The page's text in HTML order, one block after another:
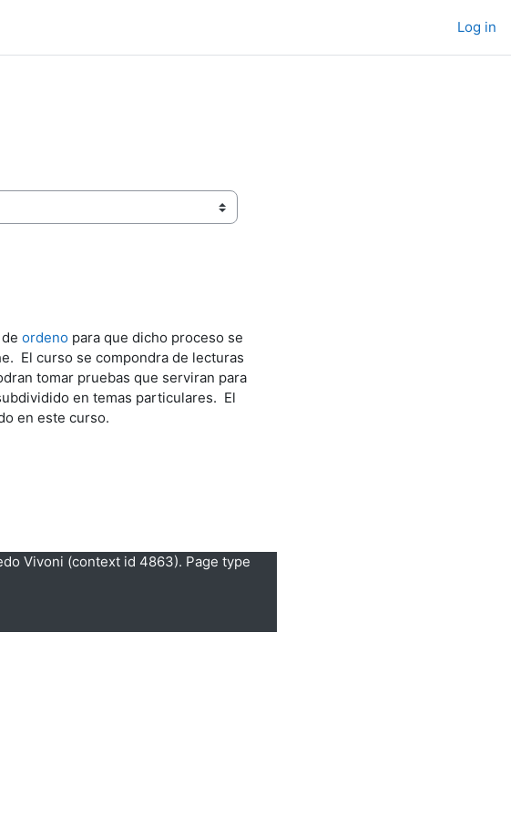
Log in
ordeno para que dicho proceso se
El curso se compondra de lecturas
tomar pruebas que serviran para
en temas particulares. El
en este curso.
Vivoni (context id 4863). Page type